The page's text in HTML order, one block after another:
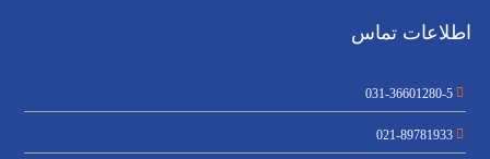
اطلاعات تماس
031-36601280-5
021-89781933